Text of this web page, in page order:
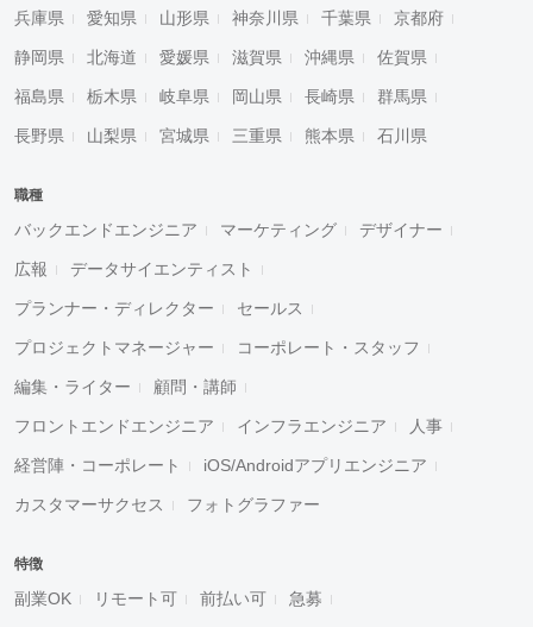
兵庫県 愛知県 山形県 神奈川県 千葉県 京都府
静岡県 北海道 愛媛県 滋賀県 沖縄県 佐賀県
福島県 栃木県 岐阜県 岡山県 長崎県 群馬県
長野県 山梨県 宮城県 三重県 熊本県 石川県
職種
バックエンドエンジニア マーケティング デザイナー
広報 データサイエンティスト
プランナー・ディレクター セールス
プロジェクトマネージャー コーポレート・スタッフ
編集・ライター 顧問・講師
フロントエンドエンジニア インフラエンジニア 人事
経営陣・コーポレート iOS/Androidアプリエンジニア
カスタマーサクセス フォトグラファー
特徴
副業OK リモート可 前払い可 急募